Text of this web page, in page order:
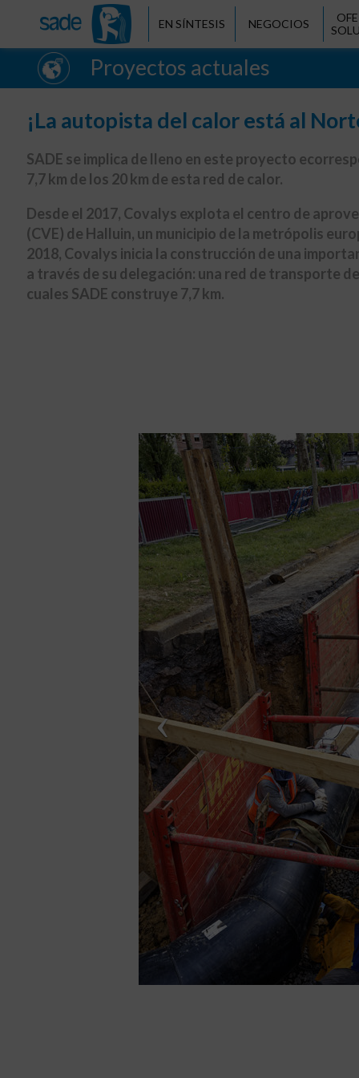
EN SÍNTESIS NEGOCIOS
Proyectos actuales
¡La autopista del calor está al
SADE se implica de lleno en este proyecto
7,7 km de los 20 km de esta red de calor.
Desde el 2017, Covalys explota el centro de
(CVE) de Halluin, un municipio de la metrópolis
2018, Covalys inicia la construcción de una
a través de su delegación: una red de transporte
cuales SADE construye 7,7 km.